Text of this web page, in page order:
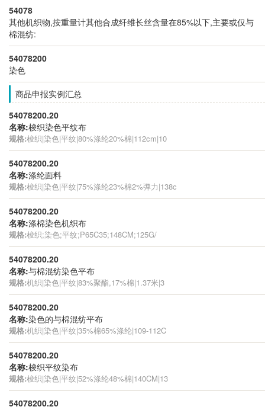
54078
其他机织物,按重量计其他合成纤维长丝含量在85%以下,主要或仅与
棉混纺:
54078200
染色
商品申报实例汇总
54078200.20
名称:梭织染色平纹布
规格:梭织|染色|平纹|80%涤纶20%棉|112cm|10
54078200.20
名称:涤纶面料
规格:梭织|染色|平纹|75%涤纶23%棉2%弹力|138c
54078200.20
名称:涤棉染色机织布
规格:梭织;染色;平纹;P65C35;148CM;125G/
54078200.20
名称:与棉混纺染色平布
规格:机织|染色|平纹|83%聚酯,17%棉|1.37米|3
54078200.20
名称:染色的与棉混纺平布
规格:机织|染色|平纹|35%棉65%涤纶|109-112C
54078200.20
名称:梭织平纹染布
规格:梭织|染色|平纹|52%涤纶48%棉|140CM|13
54078200.20